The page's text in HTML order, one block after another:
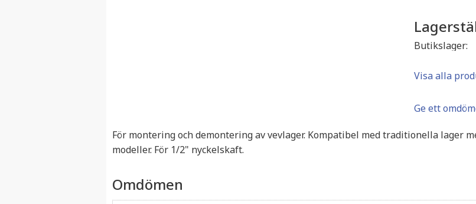
Butikslager
Visa alla
Ge ett
För montering och demontering av vevlager. Kompatibel med traditionella lager
modeller. För 1/2" nyckelskaft.
Omdömen